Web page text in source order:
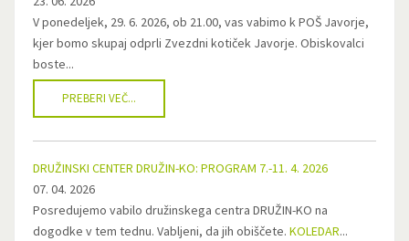
V ponedeljek, 29. 6. 2026, ob 21.00, vas vabimo k POŠ Javorje,
kjer bomo skupaj odprli Zvezdni kotiček Javorje. Obiskovalci
boste...
PREBERI VEČ...
DRUŽINSKI CENTER DRUŽIN-KO: PROGRAM 7.-11. 4. 2026
07. 04. 2026
Posredujemo vabilo družinskega centra DRUŽIN-KO na
dogodke v tem tednu. Vabljeni, da jih obiščete. KOLEDAR...